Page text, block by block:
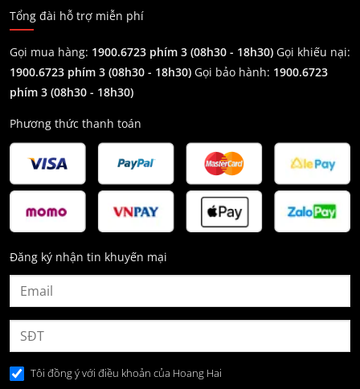
Tổng đài hỗ trợ miễn phí
Gọi mua hàng: 1900.6723 phím 3 (08h30 - 18h30) Gọi khiếu nại:
1900.6723 phím 3 (08h30 - 18h30) Gọi bảo hành: 1900.6723
phím 3 (08h30 - 18h30)
Phương thức thanh toán
Đăng ký nhận tin khuyến mại
Tôi đồng ý với điều khoản của Hoang Hai